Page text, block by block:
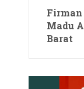
Firman
Madu
Barat